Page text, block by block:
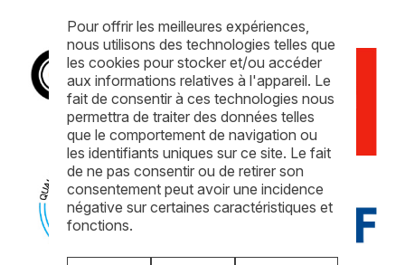
Pour offrir les meilleures expériences,
nous utilisons des technologies telles que
les cookies pour stocker et/ou accéder
aux informations relatives à l'appareil. Le
fait de consentir à ces technologies nous
permettra de traiter des données telles
que le comportement de navigation ou
les identifiants uniques sur ce site. Le fait
de ne pas consentir ou de retirer son
consentement peut avoir une incidence
négative sur certaines caractéristiques et
fonctions.